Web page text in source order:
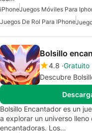
iPhoneJuegos Móviles Para
Juegos De Rol Para IPhone
Bolsillo
4.8 Gratuito
Descubre
Bolsillo Encantador es un
a explorar un universo
encantadoras. Los…